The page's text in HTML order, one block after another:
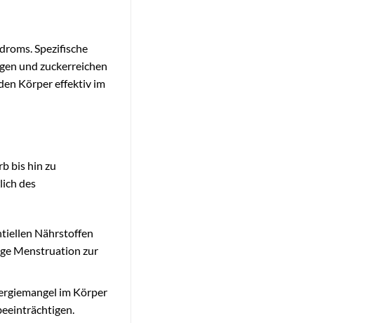
Spezifische
und zuckerreichen
Körper effektiv im
bis hin zu
des
Nährstoffen
Menstruation zur
im Körper